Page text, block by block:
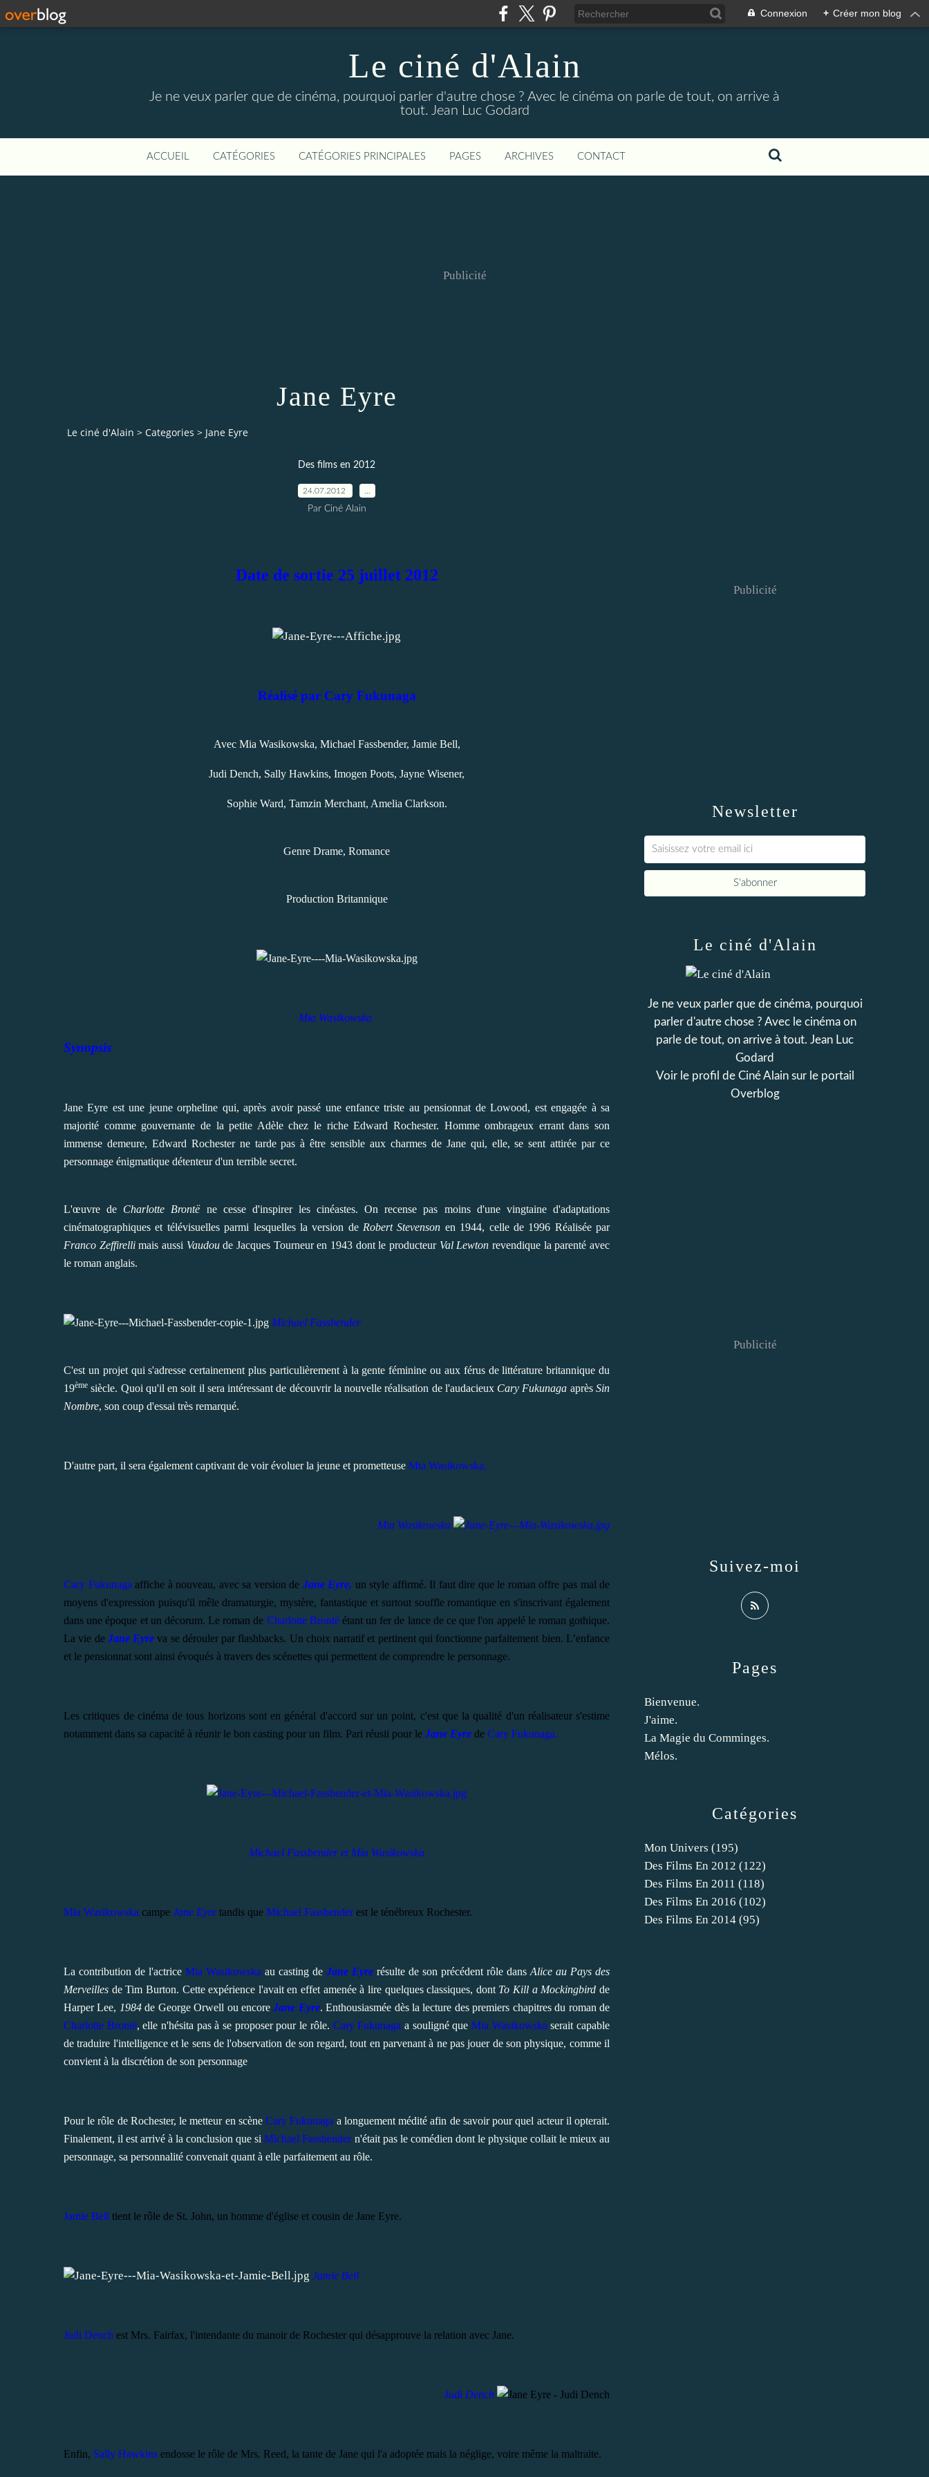
Connexion + Créer mon blog
Le ciné d'Alain
Je ne veux parler que de cinéma, pourquoi parler d'autre chose ? Avec le cinéma on parle de tout, on arrive à
tout. Jean Luc Godard
ACCUEIL CATÉGORIES CATÉGORIES PRINCIPALES PAGES ARCHIVES CONTACT
Publicité
Jane Eyre
Le ciné d'Alain > Categories > Jane Eyre
Des films en 2012
24.07.2012
Par Ciné Alain
Date de sortie 25 juillet 2012
Réalisé par Cary Fukunaga
Avec Mia Wasikowska, Michael Fassbender, Jamie Bell,
Judi Dench, Sally Hawkins, Imogen Poots, Jayne Wisener,
Sophie Ward, Tamzin Merchant, Amelia Clarkson.
Genre Drame, Romance
Production Britannique
Mia Wasikowska
Synopsis
Jane Eyre est une jeune orpheline qui, après avoir passé une enfance triste au pensionnat de Lowood, est engagée à sa
majorité comme gouvernante de la petite Adèle chez le riche Edward Rochester. Homme ombrageux errant dans son
immense demeure, Edward Rochester ne tarde pas à être sensible aux charmes de Jane qui, elle, se sent attirée par ce
personnage énigmatique détenteur d'un terrible secret.
L'œuvre de Charlotte Brontëne cesse d'inspirer les cinéastes. On recense pas moins d'une vingtaine d'adaptations
cinématographiques et télévisuelles parmi lesquelles la version de Robert Stevenson en 1944, celle de 1996 Réalisée par
Franco Zeffirellimais aussi Vaudoude Jacques Tourneur en 1943 dont le producteur Val Lewton revendique la parenté avec
le roman anglais.
Michael Fassbender
C'est un projet qui s'adresse certainement plus particulièrement à la gente féminine ou aux férus de littérature britannique du
19ème siècle. Quoi qu'il en soit il sera intéressant de découvrir la nouvelle réalisation de l'audacieux Cary Fukunaga aprèsSin
Nombre, son coup d'essai très remarqué.
D'autre part, il sera également captivant de voir évoluer la jeune et prometteuse Mia Wasikowska.
Mia Wasikowska
Cary Fukunaga affiche à nouveau, avec sa version de Jane Eyre, un style affirmé. Il faut dire que le roman offre pas mal de
moyens d'expression puisqu'il mêle dramaturgie, mystère, fantastique et surtout souffle romantique en s'inscrivant également
dans une époque et un décorum. Le roman de Charlotte Brontëétant un fer de lance de ce que l'on appelé le roman gothique.
La vie de Jane Eyre va se dérouler par flashbacks. Un choix narratif et pertinent qui fonctionne parfaitement bien. L’enfance
et le pensionnat sont ainsi évoqués à travers des scénettes qui permettent de comprendre le personnage.
Les critiques de cinéma de tous horizons sont en général d'accord sur un point, c'est que la qualité d'un réalisateur s'estime
notamment dans sa capacité à réunir le bon casting pour un film. Pari réusii pour le Jane Eyre de Cary Fukunaga.
Michael Fassbender et Mia Wasikowska
Mia Wasikowska campe Jane Eyre tandis que Michael Fassbenderest le ténébreux Rochester.
La contribution de l'actrice Mia Wasikowska au casting de Jane Eyre résulte de son précédent rôle dans Alice au Pays des
Merveilles de Tim Burton. Cette expérience l'avait en effet amenée à lire quelques classiques, dont To Kill a Mockingbird de
Harper Lee, 1984de George Orwell ou encoreJane Eyre. Enthousiasmée dès la lecture des premiers chapitres du roman de
Charlotte Brontë, elle n'hésita pas à se proposer pour le rôle. Cary Fukunaga a souligné que Mia Wasikowska serait capable
de traduire l'intelligence et le sens de l'observation de son regard, tout en parvenant à ne pas jouer de son physique, comme il
convient à la discrétion de son personnage
Pour le rôle de Rochester, le metteur en scèneCary Fukunaga a longuement médité afin de savoir pour quel acteur il opterait.
Finalement, il est arrivé à la conclusion que siMichael Fassbendern'était pas le comédien dont le physique collait le mieux au
personnage, sa personnalité convenait quant à elle parfaitement au rôle.
Jamie Bell tient le rôle de St. John, un homme d'église et cousin de Jane Eyre.
Jamie Bell
Judi Dench est Mrs. Fairfax, l'intendante du manoir de Rochester qui désapprouve la relation avec Jane.
Judi Dench
Enfin, Sally Hawkins endosse le rôle de Mrs. Reed, la tante de Jane qui l'a adoptée mais la néglige, voire même la maltraite.
Newsletter
Publicité
Catégories
Mon Univers (195)
Des Films En 2012 (122)
Des Films En 2011 (118)
Des Films En 2016 (102)
Des Films En 2014 (95)
Pages
Bienvenue.
J'aime.
La Magie du Comminges.
Mélos.
Le ciné d'Alain
Je ne veux parler que de cinéma, pourquoi
parler d'autre chose ? Avec le cinéma on
parle de tout, on arrive à tout. Jean Luc
Godard
Voir le profil de Ciné Alainsur le portail
Overblog
Suivez-moi
Publicité